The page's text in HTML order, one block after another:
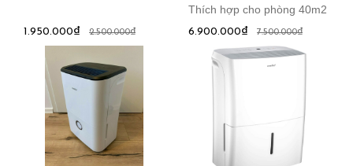
1.950.000₫ 2.500.000₫
Thích hợp cho phòng 40m2
6.900.000₫ 7.500.000₫